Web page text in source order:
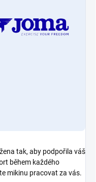
tak, aby podpořila váš
během každého
mikinu pracovat za vás.